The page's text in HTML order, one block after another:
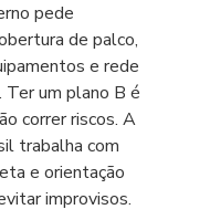
pede
de palco,
e rede
um plano B é
correr riscos. A
trabalha com
e orientação
improvisos.